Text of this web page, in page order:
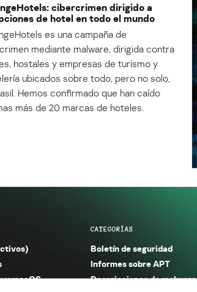
cibercrimen dirigido a
de hotel en todo el mundo
es una campaña de
mediante malware, dirigida contra
hostales y empresas de turismo y
ubicados sobre todo, pero no solo,
Hemos confirmado que han caído
más de 20 marcas de hoteles.
y macOS
CATEGORÍAS
Boletín de seguridad
Informes sobre APT
Descripciones de malware